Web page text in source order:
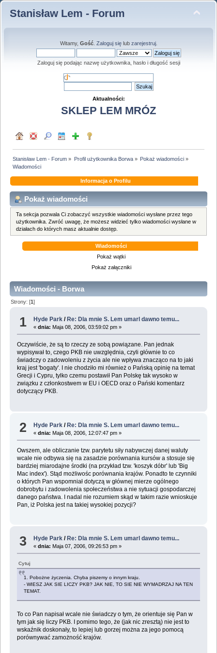
Stanisław Lem - Forum
Witamy, Gość. Zaloguj sięlub zarejestruj.
Zaloguj się podając nazwę użytkownika, hasło i długość sesji
Aktualności:
SKLEP LEM MRÓZ
Stanisław Lem - Forum » Profil użytkownika Borwa» Pokaż wiadomości»
Wiadomości
Informacja o Profilu
Pokaż wiadomości
Ta sekcja pozwala Ci zobaczyć wszystkie wiadomości wysłane przez tego
użytkownika. Zwróć uwagę, że możesz widzieć tylko wiadomości wysłane w
działach do których masz aktualnie dostęp.
Wiadomości
Pokaż wątki
Pokaż załączniki
Wiadomości - Borwa
Strony: [1]
1 Hyde Park / Re: Dla mnie S. Lem umarl dawno temu...
«dnia: Maja 08, 2006, 03:59:02 pm »
Oczywiście, że są to rzeczy ze sobą powiązane. Pan jednak
wypisywał to, czego PKB nie uwzględnia, czyli głównie to co
świadczy o zadowoleniu z życia ale nie wpływa znacząco na to jaki
kraj jest 'bogaty'. I nie chodziło mi również o Pańską opinię na temat
Grecji i Cypru, tylko czemu postawił Pan Polskę tak wysoko w
związku z członkostwem w EU i OECD oraz o Pański komentarz
dotyczący PKB.
2 Hyde Park /Re: Dla mnie S. Lem umarl dawno temu...
«dnia: Maja 08, 2006, 12:07:47 pm »
Owszem, ale obliczanie tzw. parytetu siły nabywczej danej waluty
wcale nie odbywa się na zasadzie porównania kursów a stosuje się
bardziej miarodajne środki (na przykład tzw. 'koszyk dóbr' lub 'Big
Mac index'). Stąd możliwośc porównania krajów. Ponadto te czynniki
o których Pan wspomniał dotyczą w głównej mierze ogólnego
dobrobytu i zadowolenia społeczeństwa a nie sytuacji gospodarczej
danego państwa. I nadal nie rozumiem skąd w takim razie wnioskuje
Pan, iż Polska jest na takiej wysokiej pozycji?
3 Hyde Park / Re: Dla mnie S. Lem umarl dawno temu...
«dnia: Maja 07, 2006, 09:26:53 pm »
Cytuj
1. Pobożne życzenia. Chyba piszemy o innym kraju.
- WIESZ JAK SIE LICZY PKB? JAK NIE, TO SIE NIE WYMADRZAJ NA TEN
TEMAT.
To co Pan napisał wcale nie świadczy o tym, że orientuje się Pan w
tym jak się liczy PKB. I pomimo tego, że (jak nic zresztą) nie jest to
wskaźnik doskonały, to lepiej lub gorzej można za jego pomocą
porównywać zamożność krajów.